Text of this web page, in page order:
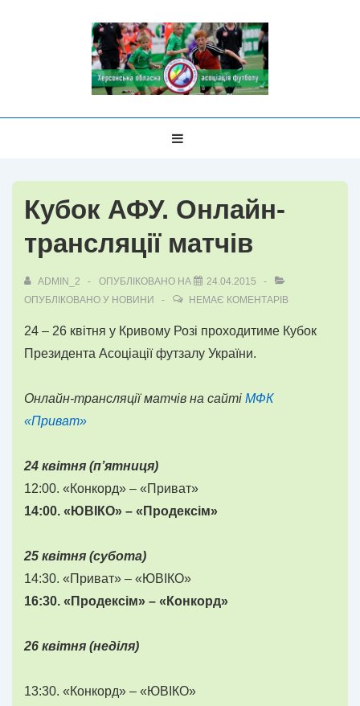
Кубок АФУ. Онлайн-
трансляції матчів
ADMIN_2 ОПУБЛІКОВАНО НА
24.04.2015
ОПУБЛІКОВАНО У НОВИНИ НЕМАЄ КОМЕНТАРІВ
24 – 26 квітня у Кривому Розі проходитиме Кубок
Президента Асоціації футзалу України.
Онлайн-трансляції матчів на сайті МФК
«Приват»
24 квітня (п’ятниця)
12:00. «Конкорд» – «Приват»
14:00. «ЮВІКО» – «Продексім»
25 квітня (субота)
14:30. «Приват» – «ЮВІКО»
16:30. «Продексім» – «Конкорд»
26 квітня (неділя)
13:30. «Конкорд» – «ЮВІКО»